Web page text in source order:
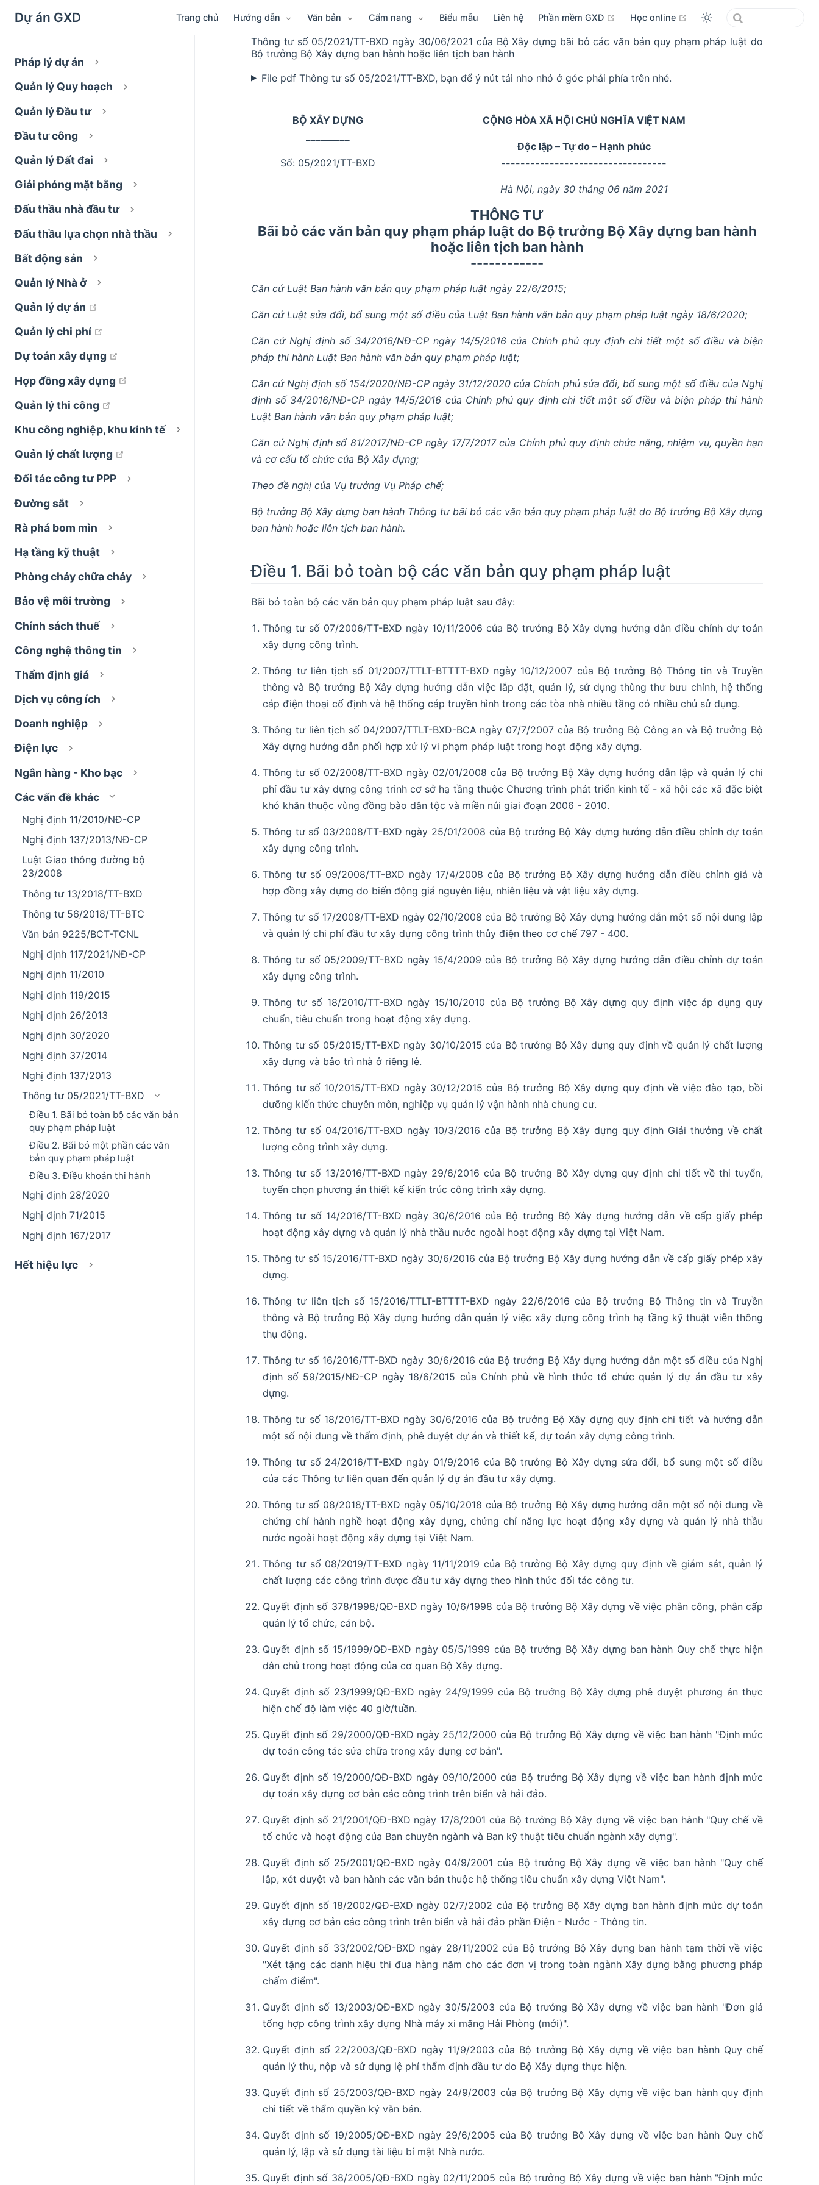
Dự án GXD Trang chủ Hướng dẫn Văn bản Cẩm nang Biểu mẫu Liên hệ Phần mềm GXD open in new window
Học online open in new window
Pháp lý dự án
Quản lý Quy hoạch
Quản lý Đầu tư
Đầu tư công
Quản lý Đất đai
Giải phóng mặt bằng
Đấu thầu nhà đầu tư
Đấu thầu lựa chọn nhà thầu
Bất động sản
Quản lý Nhà ở
Quản lý dự án
Quản lý chi phí
Dự toán xây dựng
Hợp đồng xây dựng
Quản lý thi công
Khu công nghiệp, khu kinh tế
Quản lý chất lượng
Đối tác công tư PPP
Đường sắt
Rà phá bom mìn
Hạ tầng kỹ thuật
Phòng cháy chữa cháy
Bảo vệ môi trường
Chính sách thuế
Công nghệ thông tin
Thẩm định giá
Dịch vụ công ích
Doanh nghiệp
Điện lực
Ngân hàng - Kho bạc
Các vấn đề khác
Nghị định 11/2010/NĐ-CP
Nghị định 137/2013/NĐ-CP
Luật Giao thông đường bộ
23/2008
Thông tư 13/2018/TT-BXD
Thông tư 56/2018/TT-BTC
Văn bản 9225/BCT-TCNL
Nghị định 117/2021/NĐ-CP
Nghị định 11/2010
Nghị định 119/2015
Nghị định 26/2013
Nghị định 30/2020
Nghị định 37/2014
Nghị định 137/2013
Thông tư 05/2021/TT-BXD
Điều 1. Bãi bỏ toàn bộ các văn bản
quy phạm pháp luật
Điều 2. Bãi bỏ một phần các văn
bản quy phạm pháp luật
Điều 3. Điều khoản thi hành
Nghị định 28/2020
Nghị định 71/2015
Nghị định 167/2017
Hết hiệu lực
Thông tư số 05/2021/TT-BXD ngày 30/06/2021 của Bộ Xây dựng bãi bỏ các văn bản quy phạm pháp luật do
Bộ trưởng Bộ Xây dựng ban hành hoặc liên tịch ban hành
File pdf Thông tư số 05/2021/TT-BXD, bạn để ý nút tải nho nhỏ ở góc phải phía trên nhé.
BỘ XÂY DỰNG
Số: 05/2021/TT-BXD
CỘNG HÒA XÃ HỘI CHỦ NGHĨA VIỆT NAM
Độc lập – Tự do – Hạnh phúc
----------------------------------
Hà Nội, ngày 30 tháng 06 năm 2021
THÔNG TƯ
Bãi bỏ các văn bản quy phạm pháp luật do Bộ trưởng Bộ Xây dựng ban hành
hoặc liên tịch ban hành
------------
Căn cứ Luật Ban hành văn bản quy phạm pháp luật ngày 22/6/2015;
Căn cứ Luật sửa đổi, bổ sung một số điều của Luật Ban hành văn bản quy phạm pháp luật ngày 18/6/2020;
Căn cứ Nghị định số 34/2016/NĐ-CP ngày 14/5/2016 của Chính phủ quy định chi tiết một số điều và biện
pháp thi hành Luật Ban hành văn bản quy phạm pháp luật;
Căn cứ Nghị định số 154/2020/NĐ-CP ngày 31/12/2020 của Chính phủ sửa đổi, bổ sung một số điều của Nghị
định số 34/2016/NĐ-CP ngày 14/5/2016 của Chính phủ quy định chi tiết một số điều và biện pháp thi hành
Luật Ban hành văn bản quy phạm pháp luật;
Căn cứ Nghị định số 81/2017/NĐ-CP ngày 17/7/2017 của Chính phủ quy định chức năng, nhiệm vụ, quyền hạn
và cơ cấu tổ chức của Bộ Xây dựng;
Theo đề nghị của Vụ trưởng Vụ Pháp chế;
Bộ trưởng Bộ Xây dựng ban hành Thông tư bãi bỏ các văn bản quy phạm pháp luật do Bộ trưởng Bộ Xây dựng
ban hành hoặc liên tịch ban hành.
Điều 1. Bãi bỏ toàn bộ các văn bản quy phạm pháp luật
Bãi bỏ toàn bộ các văn bản quy phạm pháp luật sau đây:
Thông tư số 07/2006/TT-BXD ngày 10/11/2006 của Bộ trưởng Bộ Xây dựng hướng dẫn điều chỉnh dự toán
xây dựng công trình.
Thông tư liên tịch số 01/2007/TTLT-BTTTT-BXD ngày 10/12/2007 của Bộ trưởng Bộ Thông tin và Truyền
thông và Bộ trưởng Bộ Xây dựng hướng dẫn việc lắp đặt, quản lý, sử dụng thùng thư bưu chính, hệ thống
cáp điện thoại cố định và hệ thống cáp truyền hình trong các tòa nhà nhiều tầng có nhiều chủ sử dụng.
Thông tư liên tịch số 04/2007/TTLT-BXD-BCA ngày 07/7/2007 của Bộ trưởng Bộ Công an và Bộ trưởng Bộ
Xây dựng hướng dẫn phối hợp xử lý vi phạm pháp luật trong hoạt động xây dựng.
Thông tư số 02/2008/TT-BXD ngày 02/01/2008 của Bộ trưởng Bộ Xây dựng hướng dẫn lập và quản lý chi
phí đầu tư xây dựng công trình cơ sở hạ tầng thuộc Chương trình phát triển kinh tế - xã hội các xã đặc biệt
khó khăn thuộc vùng đồng bào dân tộc và miền núi giai đoạn 2006 - 2010.
Thông tư số 03/2008/TT-BXD ngày 25/01/2008 của Bộ trưởng Bộ Xây dựng hướng dẫn điều chỉnh dự toán
xây dựng công trình.
Thông tư số 09/2008/TT-BXD ngày 17/4/2008 của Bộ trưởng Bộ Xây dựng hướng dẫn điều chỉnh giá và
hợp đồng xây dựng do biến động giá nguyên liệu, nhiên liệu và vật liệu xây dựng.
Thông tư số 17/2008/TT-BXD ngày 02/10/2008 của Bộ trưởng Bộ Xây dựng hướng dẫn một số nội dung lập
và quản lý chi phí đầu tư xây dựng công trình thủy điện theo cơ chế 797 - 400.
Thông tư số 05/2009/TT-BXD ngày 15/4/2009 của Bộ trưởng Bộ Xây dựng hướng dẫn điều chỉnh dự toán
xây dựng công trình.
Thông tư số 18/2010/TT-BXD ngày 15/10/2010 của Bộ trưởng Bộ Xây dựng quy định việc áp dụng quy
chuẩn, tiêu chuẩn trong hoạt động xây dựng.
Thông tư số 05/2015/TT-BXD ngày 30/10/2015 của Bộ trưởng Bộ Xây dựng quy định về quản lý chất lượng
xây dựng và bảo trì nhà ở riêng lẻ.
Thông tư số 10/2015/TT-BXD ngày 30/12/2015 của Bộ trưởng Bộ Xây dựng quy định về việc đào tạo, bồi
dưỡng kiến thức chuyên môn, nghiệp vụ quản lý vận hành nhà chung cư.
Thông tư số 04/2016/TT-BXD ngày 10/3/2016 của Bộ trưởng Bộ Xây dựng quy định Giải thưởng về chất
lượng công trình xây dựng.
Thông tư số 13/2016/TT-BXD ngày 29/6/2016 của Bộ trưởng Bộ Xây dựng quy định chi tiết về thi tuyển,
tuyển chọn phương án thiết kế kiến trúc công trình xây dựng.
Thông tư số 14/2016/TT-BXD ngày 30/6/2016 của Bộ trưởng Bộ Xây dựng hướng dẫn về cấp giấy phép
hoạt động xây dựng và quản lý nhà thầu nước ngoài hoạt động xây dựng tại Việt Nam.
Thông tư số 15/2016/TT-BXD ngày 30/6/2016 của Bộ trưởng Bộ Xây dựng hướng dẫn về cấp giấy phép xây
dựng.
Thông tư liên tịch số 15/2016/TTLT-BTTTT-BXD ngày 22/6/2016 của Bộ trưởng Bộ Thông tin và Truyền
thông và Bộ trưởng Bộ Xây dựng hướng dẫn quản lý việc xây dựng công trình hạ tầng kỹ thuật viễn thông
thụ động.
Thông tư số 16/2016/TT-BXD ngày 30/6/2016 của Bộ trưởng Bộ Xây dựng hướng dẫn một số điều của Nghị
định số 59/2015/NĐ-CP ngày 18/6/2015 của Chính phủ về hình thức tổ chức quản lý dự án đầu tư xây
dựng.
Thông tư số 18/2016/TT-BXD ngày 30/6/2016 của Bộ trưởng Bộ Xây dựng quy định chi tiết và hướng dẫn
một số nội dung về thẩm định, phê duyệt dự án và thiết kế, dự toán xây dựng công trình.
Thông tư số 24/2016/TT-BXD ngày 01/9/2016 của Bộ trưởng Bộ Xây dựng sửa đổi, bổ sung một số điều
của các Thông tư liên quan đến quản lý dự án đầu tư xây dựng.
Thông tư số 08/2018/TT-BXD ngày 05/10/2018 của Bộ trưởng Bộ Xây dựng hướng dẫn một số nội dung về
chứng chỉ hành nghề hoạt động xây dựng, chứng chỉ năng lực hoạt động xây dựng và quản lý nhà thầu
nước ngoài hoạt động xây dựng tại Việt Nam.
Thông tư số 08/2019/TT-BXD ngày 11/11/2019 của Bộ trưởng Bộ Xây dựng quy định về giám sát, quản lý
chất lượng các công trình được đầu tư xây dựng theo hình thức đối tác công tư.
Quyết định số 378/1998/QĐ-BXD ngày 10/6/1998 của Bộ trưởng Bộ Xây dựng về việc phân công, phân cấp
quản lý tổ chức, cán bộ.
Quyết định số 15/1999/QĐ-BXD ngày 05/5/1999 của Bộ trưởng Bộ Xây dựng ban hành Quy chế thực hiện
dân chủ trong hoạt động của cơ quan Bộ Xây dựng.
Quyết định số 23/1999/QĐ-BXD ngày 24/9/1999 của Bộ trưởng Bộ Xây dựng phê duyệt phương án thực
hiện chế độ làm việc 40 giờ/tuần.
Quyết định số 29/2000/QĐ-BXD ngày 25/12/2000 của Bộ trưởng Bộ Xây dựng về việc ban hành "Định mức
dự toán công tác sửa chữa trong xây dựng cơ bản".
Quyết định số 19/2000/QĐ-BXD ngày 09/10/2000 của Bộ trưởng Bộ Xây dựng về việc ban hành định mức
dự toán xây dựng cơ bản các công trình trên biển và hải đảo.
Quyết định số 21/2001/QĐ-BXD ngày 17/8/2001 của Bộ trưởng Bộ Xây dựng về việc ban hành "Quy chế về
tổ chức và hoạt động của Ban chuyên ngành và Ban kỹ thuật tiêu chuẩn ngành xây dựng".
Quyết định số 25/2001/QĐ-BXD ngày 04/9/2001 của Bộ trưởng Bộ Xây dựng về việc ban hành "Quy chế
lập, xét duyệt và ban hành các văn bản thuộc hệ thống tiêu chuẩn xây dựng Việt Nam".
Quyết định số 18/2002/QĐ-BXD ngày 02/7/2002 của Bộ trưởng Bộ Xây dựng ban hành định mức dự toán
xây dựng cơ bản các công trình trên biển và hải đảo phần Điện - Nước - Thông tin.
Quyết định số 33/2002/QĐ-BXD ngày 28/11/2002 của Bộ trưởng Bộ Xây dựng ban hành tạm thời về việc
"Xét tặng các danh hiệu thi đua hàng năm cho các đơn vị trong toàn ngành Xây dựng bằng phương pháp
chấm điểm".
Quyết định số 13/2003/QĐ-BXD ngày 30/5/2003 của Bộ trưởng Bộ Xây dựng về việc ban hành "Đơn giá
tổng hợp công trình xây dựng Nhà máy xi măng Hải Phòng (mới)".
Quyết định số 22/2003/QĐ-BXD ngày 11/9/2003 của Bộ trưởng Bộ Xây dựng về việc ban hành Quy chế
quản lý thu, nộp và sử dụng lệ phí thẩm định đầu tư do Bộ Xây dựng thực hiện.
Quyết định số 25/2003/QĐ-BXD ngày 24/9/2003 của Bộ trưởng Bộ Xây dựng về việc ban hành quy định
chi tiết về thẩm quyền ký văn bản.
Quyết định số 19/2005/QĐ-BXD ngày 29/6/2005 của Bộ trưởng Bộ Xây dựng về việc ban hành Quy chế
quản lý, lập và sử dụng tài liệu bí mật Nhà nước.
Quyết định số 38/2005/QĐ-BXD ngày 02/11/2005 của Bộ trưởng Bộ Xây dựng về việc ban hành "Định mức